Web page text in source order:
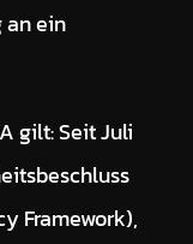
ein
gilt: Seit Juli
Framework),